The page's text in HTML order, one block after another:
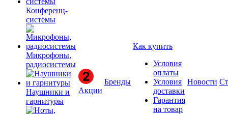
Конференц-
системы
Микрофоны,
радиосистемы
Наушники и
гарнитуры
Акции
Бренды
Как купить
Условия
оплаты
Условия
доставки
Гарантия
на товар
Новости